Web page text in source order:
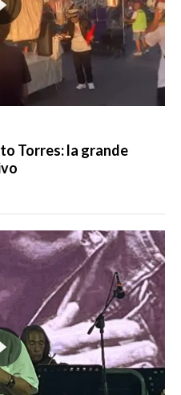
Torres: la grande